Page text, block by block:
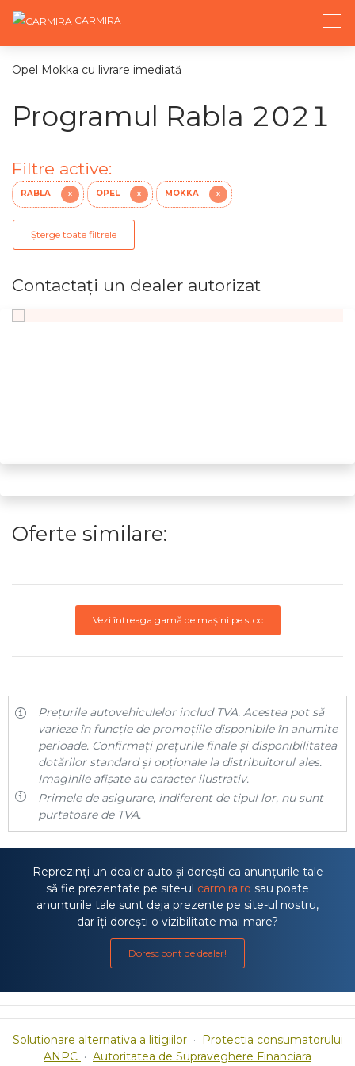
CARMIRA
Opel Mokka cu livrare imediată
Programul Rabla 2021
Filtre active:
RABLA X OPEL X MOKKA X
Șterge toate filtrele
Contactaţi un dealer autorizat
Oferte similare:
Vezi întreaga gamă de mașini pe stoc
Prețurile autovehiculelor includ TVA. Acestea pot să
varieze în funcție de promoțiile disponibile în anumite
perioade. Confirmați prețurile finale și disponibilitatea
dotărilor standard și opționale la distribuitorul ales.
Imaginile afișate au caracter ilustrativ.
Primele de asigurare, indiferent de tipul lor, nu sunt
purtatoare de TVA.
Reprezinți un dealer auto și dorești ca anunțurile tale
să fie prezentate pe site-ul carmira.ro sau poate
anunțurile tale sunt deja prezente pe site-ul nostru,
dar îți dorești o vizibilitate mai mare?
Doresc cont de dealer!
Solutionare alternativa a litigiilor · Protectia consumatorului
ANPC · Autoritatea de Supraveghere Financiara